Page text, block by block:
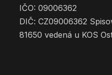
IČO: 09006362
DIČ: CZ09006362
81650 vedená u KOS